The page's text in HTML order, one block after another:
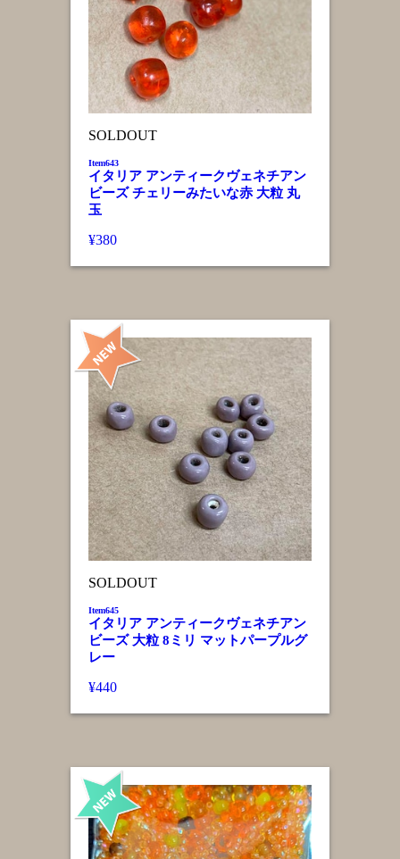
SOLDOUT
Item643
イタリア アンティークヴェネチアン
ビーズ チェリーみたいな赤 大粒 丸
玉
¥380
SOLDOUT
Item645
イタリア アンティークヴェネチアン
ビーズ 大粒 8ミリ マットパープルグ
レー
¥440